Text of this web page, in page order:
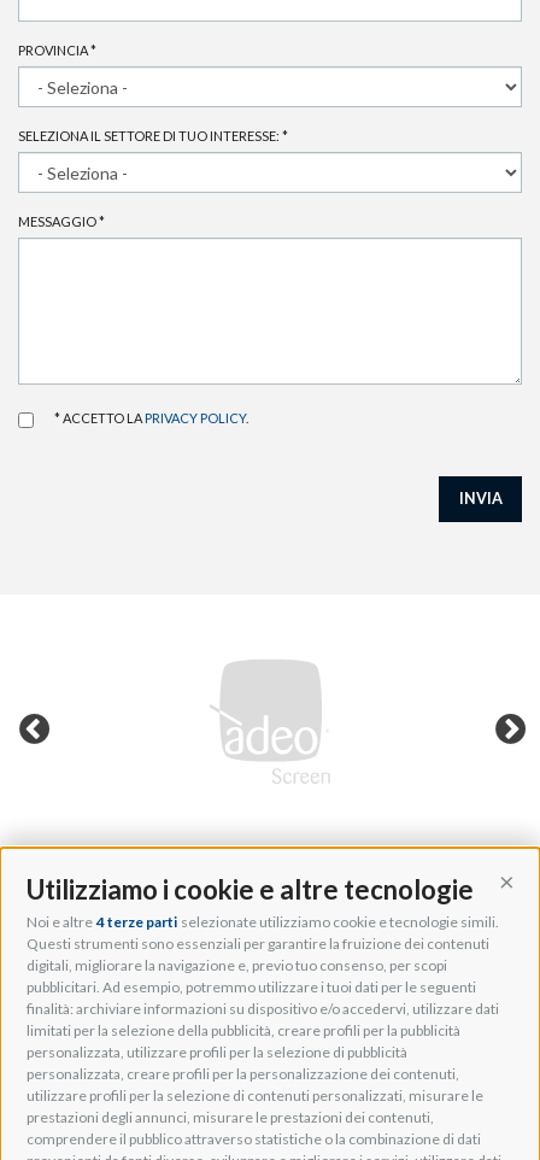
Utilizziamo i cookie e altre tecnologie
Noi e altre 4 terze parti selezionate utilizziamo cookie e tecnologie simili.
Questi strumenti sono essenziali per garantire la fruizione dei contenuti
digitali, migliorare la navigazione e, previo tuo consenso, per scopi
pubblicitari. Ad esempio, potremmo utilizzare i tuoi dati per le seguenti
finalità: archiviare informazioni su dispositivo e/o accedervi, utilizzare dati
limitati per la selezione della pubblicità, creare profili per la pubblicità
personalizzata, utilizzare profili per la selezione di pubblicità
personalizzata, creare profili per la personalizzazione dei contenuti,
utilizzare profili per la selezione di contenuti personalizzati, misurare le
prestazioni degli annunci, misurare le prestazioni dei contenuti,
comprendere il pubblico attraverso statistiche o la combinazione di dati
PROVINCIA*
SELEZIONA IL SETTORE DI TUO INTERESSE: *
MESSAGGIO*
* ACCETTO LA PRIVACY POLICY.
INVIA
Adeo Group S.r.l.
Via della Zarga, 50
Lavis, 38015 TN, Italy
Tel: +39 0461 248211
P.IVA: IT01262500224
PEC: pec@pec.adeogroup.it
SDI: T04ZHR3
info@adeogroup.it